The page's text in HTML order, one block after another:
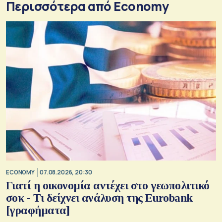
Περισσότερα από Economy
ECONOMY 07.08.2026, 20:30
Γιατί η οικονομία αντέχει στο γεωπολιτικό
σοκ - Τι δείχνει ανάλυση της Eurobank
[γραφήματα]